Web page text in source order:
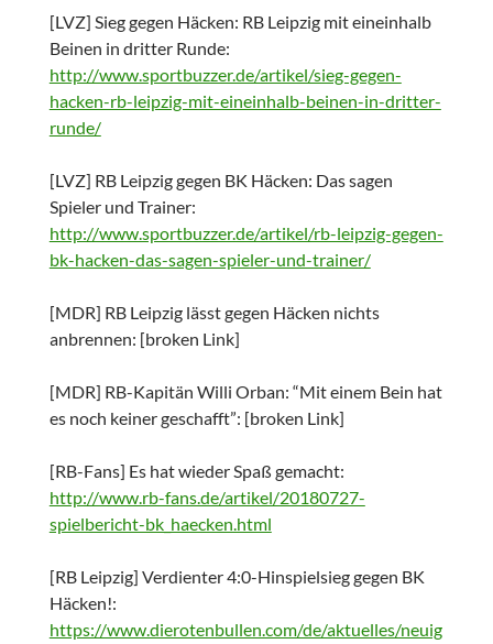
[LVZ] Sieg gegen Häcken: RB Leipzig mit eineinhalb
Beinen in dritter Runde:
http://www.sportbuzzer.de/artikel/sieg-gegen-
hacken-rb-leipzig-mit-eineinhalb-beinen-in-dritter-
runde/
[LVZ] RB Leipzig gegen BK Häcken: Das sagen
Spieler und Trainer:
http://www.sportbuzzer.de/artikel/rb-leipzig-gegen-
bk-hacken-das-sagen-spieler-und-trainer/
[MDR] RB Leipzig lässt gegen Häcken nichts
anbrennen: [broken Link]
[MDR] RB-Kapitän Willi Orban: “Mit einem Bein hat
es noch keiner geschafft”: [broken Link]
[RB-Fans] Es hat wieder Spaß gemacht:
http://www.rb-fans.de/artikel/20180727-
spielbericht-bk_haecken.html
[RB Leipzig] Verdienter 4:0-Hinspielsieg gegen BK
Häcken!:
https://www.dierotenbullen.com/de/aktuelles/neuig